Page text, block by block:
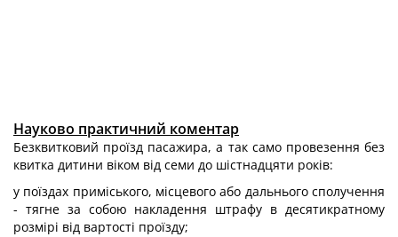
Науково практичний коментар
Безквитковий проїзд пасажира, а так само провезення без
квитка дитини віком від семи до шістнадцяти років:
у поїздах приміського, місцевого або дальнього сполучення
- тягне за собою накладення штрафу в десятикратному
розмірі від вартості проїзду;